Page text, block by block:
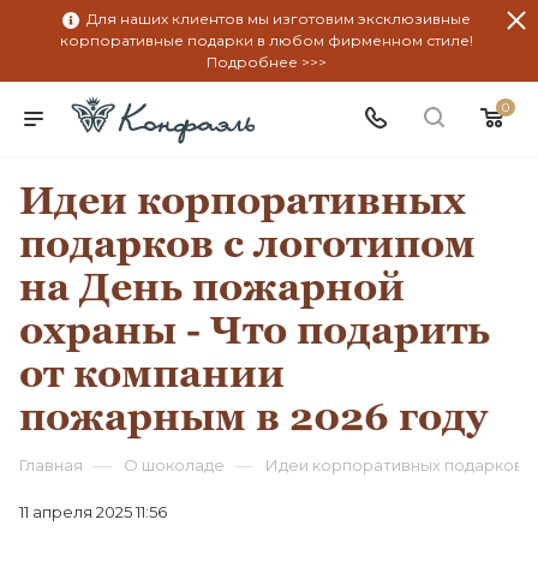
Для наших клиентов мы изготовим эксклюзивные
корпоративные подарки в любом фирменном стиле!
Подробнее >>>
0
Идеи корпоративных
подарков с логотипом
на День пожарной
охраны - Что подарить
от компании
пожарным в 2026 году
Главная — О шоколаде — Идеи корпоративных подарков
11 апреля 2025 11:56